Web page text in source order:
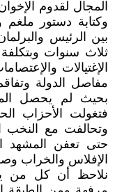
المجال لقدوم
وكتابة دستور
بين الرئيس
ثلاث سنوات
الإغتيالات
مفاصل الدولة
بحيث لم يحصل
فتغولت الأحزاب
وتحالفت مع النخب
حتى تعفن المشهد
الإفلاس والخراب وصولا إلى